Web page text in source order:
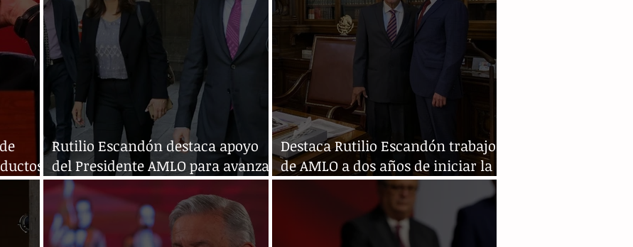
Rutilio Escandón destaca apoyo
del Presidente AMLO para avanzar
a favor de la educación
Destaca Rutilio Escandón trabajo
de AMLO a dos años de iniciar la
transformación del país